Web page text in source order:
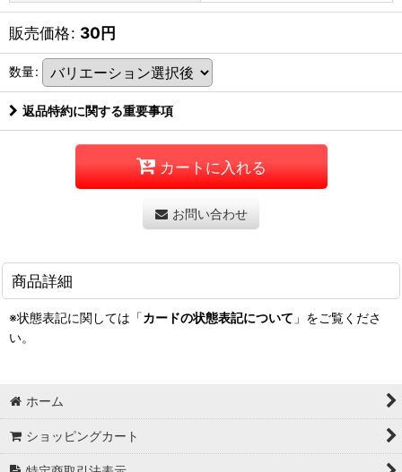
販売価格: 30円
数量:
返品特約に関する重要事項
カートに入れる
お問い合わせ
商品詳細
※状態表記に関しては「カードの状態表記について 」をご覧くださ
い。
ホーム
ショッピングカート